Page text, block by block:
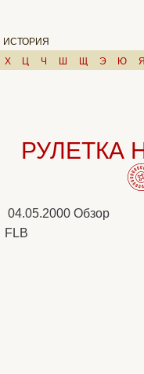
ИСТОРИЯ
Х Ц Ч Ш Щ Э Ю Я
РУЛЕТКА
04.05.2000 Обзор
FLB